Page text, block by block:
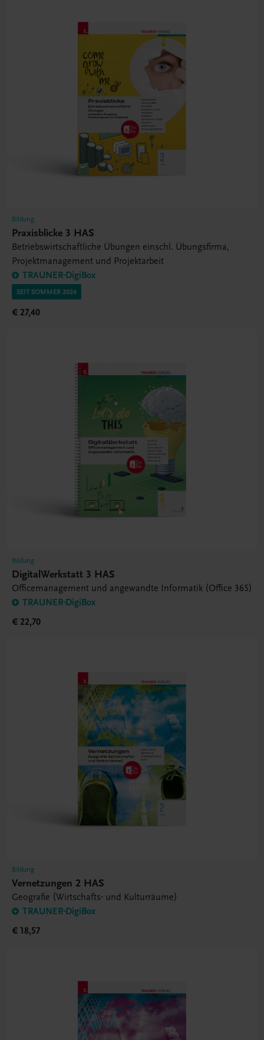
Bildung
Praxisblicke 3 HAS
Betriebswirtschaftliche Übungen einschl. Übungsfirma,
Projektmanagement und Projektarbeit
TRAUNER-DigiBox
SEIT SOMMER 2024
€ 27,40
Bildung
DigitalWerkstatt 3 HAS
Officemanagement und angewandte Informatik (Office 365)
TRAUNER-DigiBox
€ 22,70
Bildung
Vernetzungen 2 HAS
Geografie (Wirtschafts- und Kulturräume)
TRAUNER-DigiBox
€ 18,57